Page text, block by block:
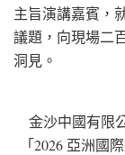
主旨演講嘉賓，
議題，向現場二
洞見。
金沙中國有限
「2026 亞洲國